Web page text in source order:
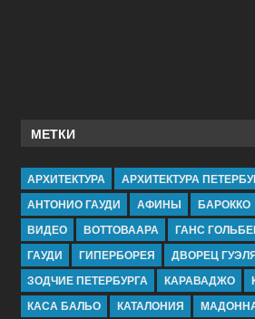
МЕТКИ
АРХИТЕКТУРА
АРХИТЕКТУРА
АНТОНИО ГАУДИ
АФИНЫ БАРОККО
ВИДЕО
ВОТТОВААРА
ГАНС
ГАУДИ
ГИПЕРБОРЕЯ ДВОРЕЦ
ЗОДЧИЕ ПЕТЕРБУРГА
КАРАВАДЖО
КАСА БАЛЬО
КАТАЛОНИЯ